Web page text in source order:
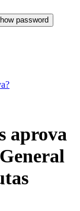
aprova